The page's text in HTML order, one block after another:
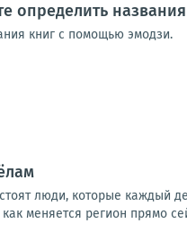
определить
книг с помощью эмодзи.
люди, которые каждый
меняется регион прямо